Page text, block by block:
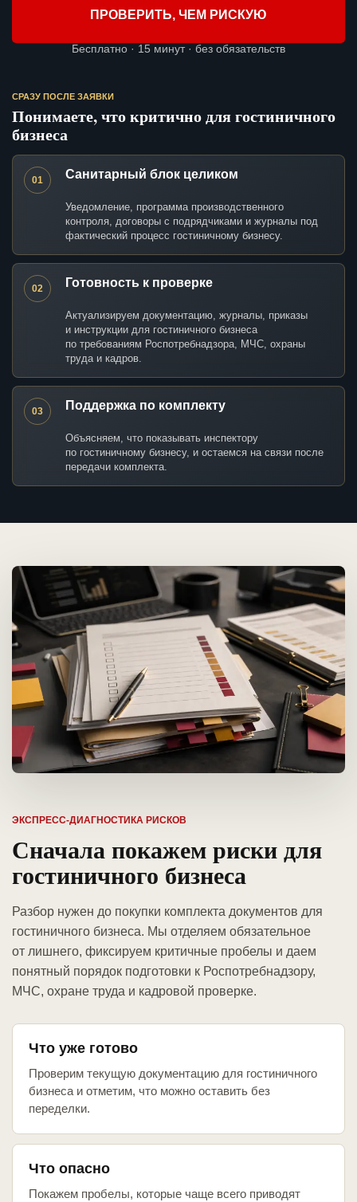
ПРОВЕРИТЬ, ЧЕМ РИСКУЮ
Бесплатно · 15 минут · без обязательств
СРАЗУ ПОСЛЕ ЗАЯВКИ
Понимаете, что критично для гостиничного
бизнеса
01 Санитарный блок целиком
Уведомление, программа производственного
контроля, договоры с подрядчиками и журналы под
фактический процесс гостиничному бизнесу.
02 Готовность к проверке
Актуализируем документацию, журналы, приказы
и инструкции для гостиничного бизнеса
по требованиям Роспотребнадзора, МЧС, охраны
труда и кадров.
03 Поддержка по комплекту
Объясняем, что показывать инспектору
по гостиничному бизнесу, и остаемся на связи после
передачи комплекта.
ЭКСПРЕСС-ДИАГНОСТИКА РИСКОВ
Сначала покажем риски для
гостиничного бизнеса
Разбор нужен до покупки комплекта документов для
гостиничного бизнеса. Мы отделяем обязательное
от лишнего, фиксируем критичные пробелы и даем
понятный порядок подготовки к Роспотребнадзору,
МЧС, охране труда и кадровой проверке.
Что уже готово
Проверим текущую документацию для гостиничного
бизнеса и отметим, что можно оставить без
переделки.
Что опасно
Покажем пробелы, которые чаще всего приводят